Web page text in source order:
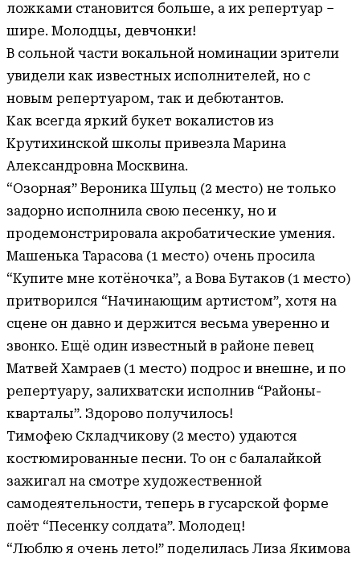
ложками становится больше, а их репертуар –
шире. Молодцы, девчонки!
В сольной части вокальной номинации зрители
увидели как известных исполнителей, но с
новым репертуаром, так и дебютантов.
Как всегда яркий букет вокалистов из
Крутихинской школы привезла Марина
Александровна Москвина.
“Озорная” Вероника Шульц (2 место) не только
задорно исполнила свою песенку, но и
продемонстрировала акробатические умения.
Машенька Тарасова (1 место) очень просила
“Купите мне котёночка”, а Вова Бутаков (1 место)
притворился “Начинающим артистом”, хотя на
сцене он давно и держится весьма уверенно и
звонко. Ещё один известный в районе певец
Матвей Хамраев (1 место) подрос и внешне, и по
репертуару, залихватски исполнив “Районы-
кварталы”. Здорово получилось!
Тимофею Складчикову (2 место) удаются
костюмированные песни. То он с балалайкой
зажигал на смотре художественной
самодеятельности, теперь в гусарской форме
поёт “Песенку солдата”. Молодец!
“Люблю я очень лето!” поделилась Лиза Якимова